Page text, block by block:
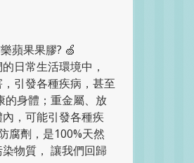
蘋果果膠? 🍏
日常生活環境中，
引發各種疾病，甚至
的身體；重金屬、放
，可能引發各種疾
腐劑，是100%天然
物質， 讓我們回歸